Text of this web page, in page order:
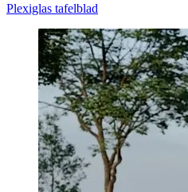
Plexiglas tafelblad